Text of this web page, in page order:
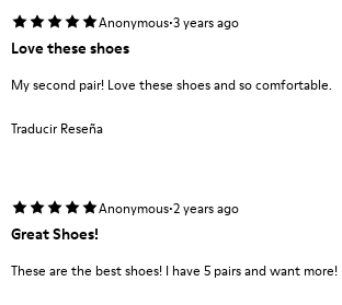
Anonymous·3 years ago
Love these shoes
My second pair! Love these shoes and so comfortable.
Traducir Reseña
Anonymous·2 years ago
Great Shoes!
These are the best shoes! I have 5 pairs and want more!